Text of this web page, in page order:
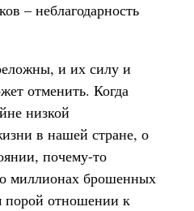
– неблагодарность
и их силу и
отменить. Когда
низкой
в нашей стране, о
почему-то
миллионах брошенных
порой отношении к